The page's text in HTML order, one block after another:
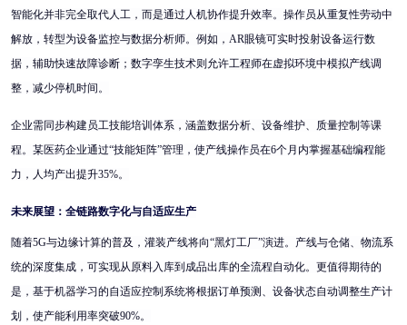
智能化并非完全取代人工，而是通过人机协作提升效率。操作员从重复性劳动中
解放，转型为设备监控与数据分析师。例如， AR眼镜可实时投射设备运行数
据，辅助快速故障诊断；数字孪生技术则允许工程师在虚拟环境中模拟产线调
整，减少停机时间。
企业需同步构建员工技能培训体系，涵盖数据分析、设备维护、质量控制等课
程。某医药企业通过“技能矩阵”管理，使产线操作员在6个月内掌握基础编程能
力，人均产出提升35%。
未来展望：全链路数字化与自适应生产
随着5G与边缘计算的普及，灌装产线将向“黑灯工厂”演进。产线与仓储、物流系
统的深度集成，可实现从原料入库到成品出库的全流程自动化。更值得期待的
是，基于机器学习的自适应控制系统将根据订单预测、设备状态自动调整生产计
划，使产能利用率突破90%。